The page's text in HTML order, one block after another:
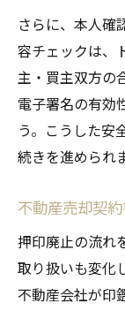
さらに、本人確
容チェックは、
主・買主双方の
電子署名の有効
う。こうした安
続きを進められ
不動産売却契
押印廃止の流れ
取り扱いも変化
不動産会社が印